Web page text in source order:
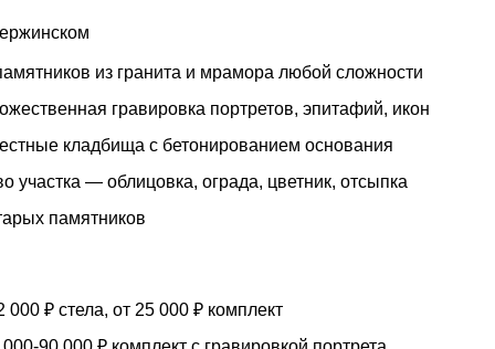
из гранита и мрамора любой сложности
гравировка портретов, эпитафий, икон
кладбища с бетонированием основания
участка — облицовка, ограда, цветник, отсыпка
памятников
₽ стела, от 25 000 ₽ комплект